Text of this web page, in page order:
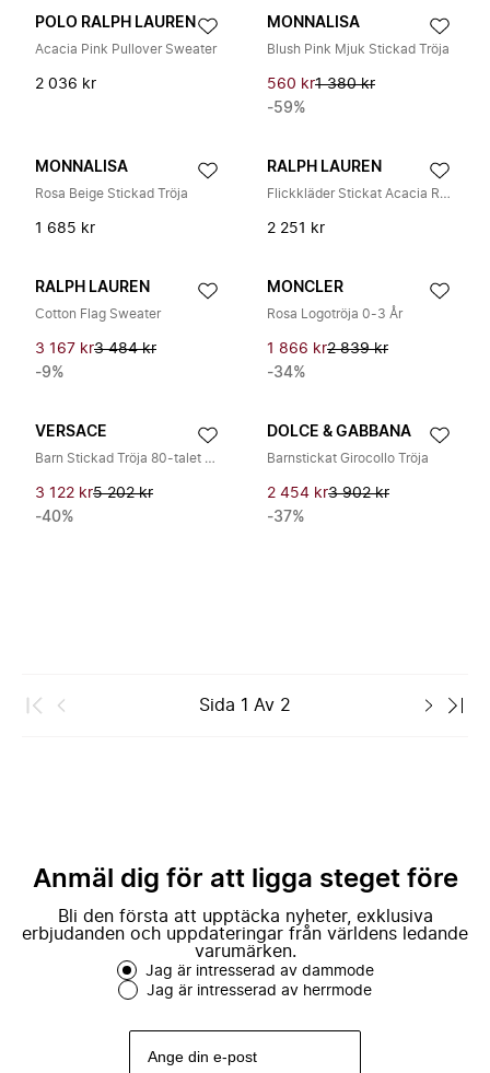
POLO RALPH LAUREN
Acacia Pink Pullover Sweater
2 036 kr
MONNALISA
Blush Pink Mjuk Stickad Tröja
560 kr1 380 kr
-59%
MONNALISA
Rosa Beige Stickad Tröja
1 685 kr
RALPH LAUREN
Flickkläder Stickat Acacia Rosa AW24
2 251 kr
RALPH LAUREN
Cotton Flag Sweater
3 167 kr3 484 kr
-9%
MONCLER
Rosa Logotröja 0-3 År
1 866 kr2 839 kr
-34%
VERSACE
Barn Stickad Tröja 80-talet Dusty Rose
3 122 kr5 202 kr
-40%
DOLCE & GABBANA
Barnstickat Girocollo Tröja
2 454 kr3 902 kr
-37%
Sida 1 Av 2
Anmäl dig för att ligga steget före
Bli den första att upptäcka nyheter, exklusiva
erbjudanden och uppdateringar från världens ledande
varumärken.
Jag är intresserad av dammode
Jag är intresserad av herrmode